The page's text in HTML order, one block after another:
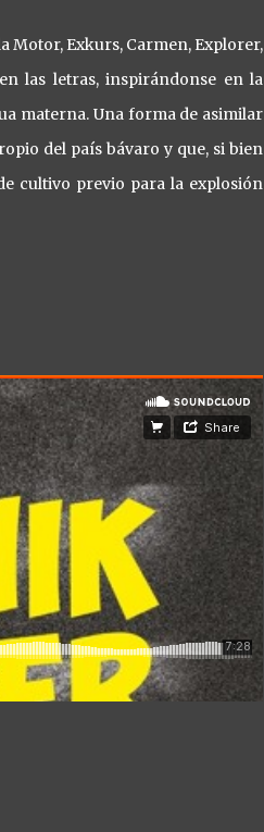
Motor, Exkurs, Carmen, Explorer,
las letras, inspirándonse en la
materna. Una forma de asimilar
del país bávaro y que, si bien
cultivo previo para la explosión